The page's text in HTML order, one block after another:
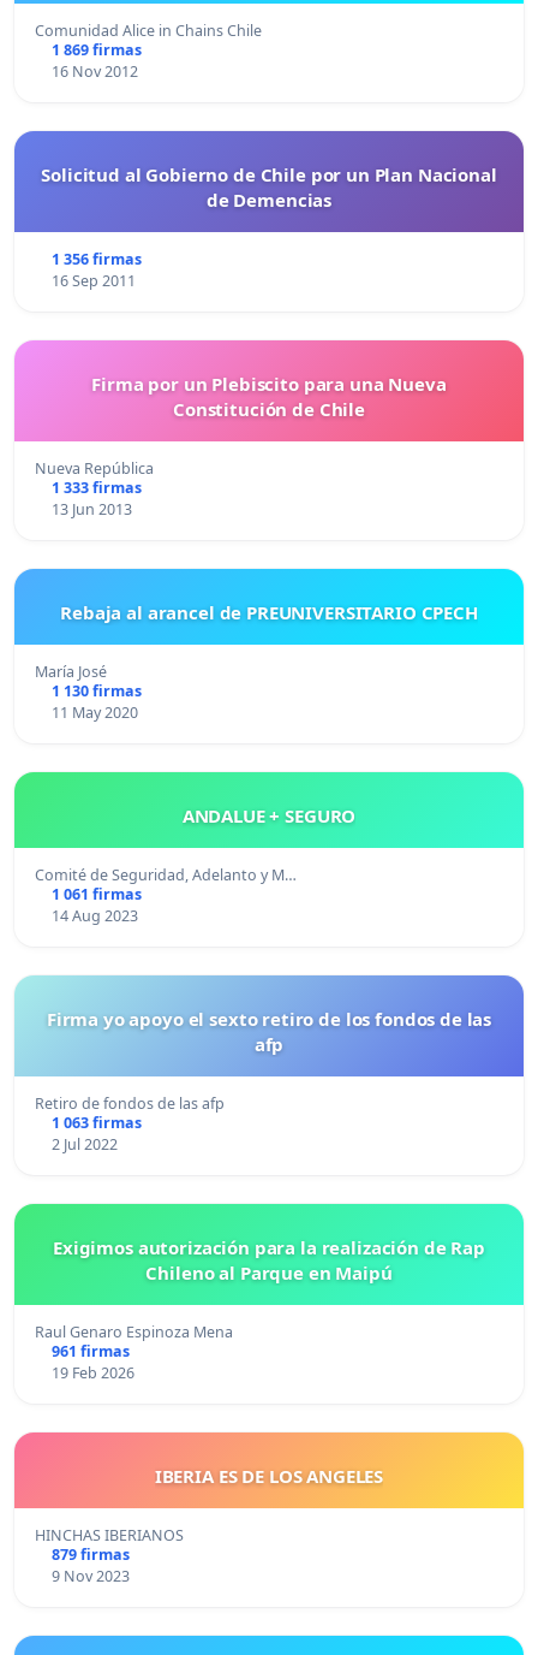
Comunidad Alice in Chains Chile
1 869 firmas
16 Nov 2012
Solicitud al Gobierno de Chile por un Plan Nacional
de Demencias
1 356 firmas
16 Sep 2011
Firma por un Plebiscito para una Nueva
Constitución de Chile
Nueva República
1 333 firmas
13 Jun 2013
Rebaja al arancel de PREUNIVERSITARIO CPECH
María José
1 130 firmas
11 May 2020
ANDALUE + SEGURO
Comité de Seguridad, Adelanto y M…
1 061 firmas
14 Aug 2023
Firma yo apoyo el sexto retiro de los fondos de las
afp
Retiro de fondos de las afp
1 063 firmas
2 Jul 2022
Exigimos autorización para la realización de Rap
Chileno al Parque en Maipú
Raul Genaro Espinoza Mena
961 firmas
19 Feb 2026
IBERIA ES DE LOS ANGELES
HINCHAS IBERIANOS
879 firmas
9 Nov 2023